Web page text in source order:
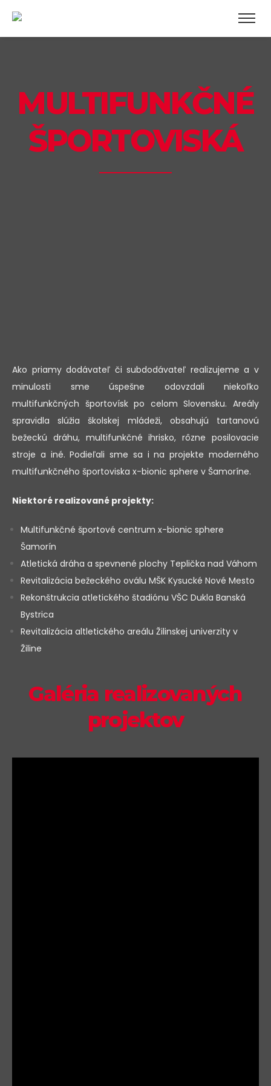
MULTIFUNKČNÉ
ŠPORTOVISKÁ
Ako priamy dodávateľ či subdodávateľ realizujeme a v
minulosti sme úspešne odovzdali niekoľko
multifunkčných športovísk po celom Slovensku. Areály
spravidla slúžia školskej mládeži, obsahujú tartanovú
bežeckú dráhu, multifunkčné ihrisko, rôzne posilovacie
stroje a iné. Podieľali sme sa i na projekte moderného
multifunkčného športoviska x-bionic sphere v Šamoríne.
Niektoré realizované projekty:
Multifunkčné športové centrum x-bionic sphere
Šamorín
Atletická dráha a spevnené plochy Teplička nad Váhom
Revitalizácia bežeckého oválu MŠK Kysucké Nové Mesto
Rekonštrukcia atletického štadiónu VŠC Dukla Banská
Bystrica
Revitalizácia altletického areálu Žilinskej univerzity v
Žiline
Galéria realizovaných
projektov